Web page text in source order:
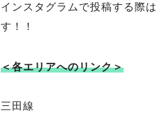
インスタグラムで投稿する際
す！！
＜各エリアへのリンク＞
三田線